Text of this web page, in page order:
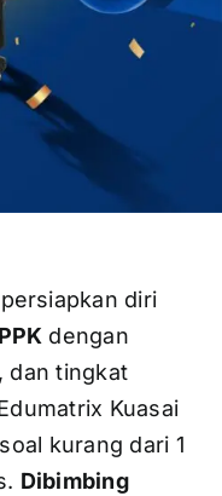
diri
dengan
dan tingkat
Kuasai
kurang dari 1
Dibimbing